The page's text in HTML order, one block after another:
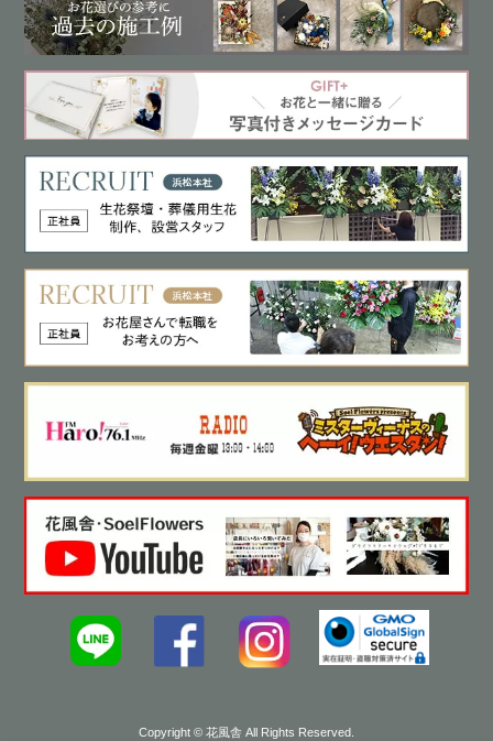
Copyright © 花風舎 All Rights Reserved.